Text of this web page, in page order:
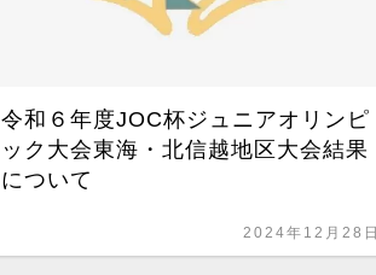
令和６年度JOC杯ジュニアオリンピ
ック大会東海・北信越地区大会結果
について
2024年12月28日